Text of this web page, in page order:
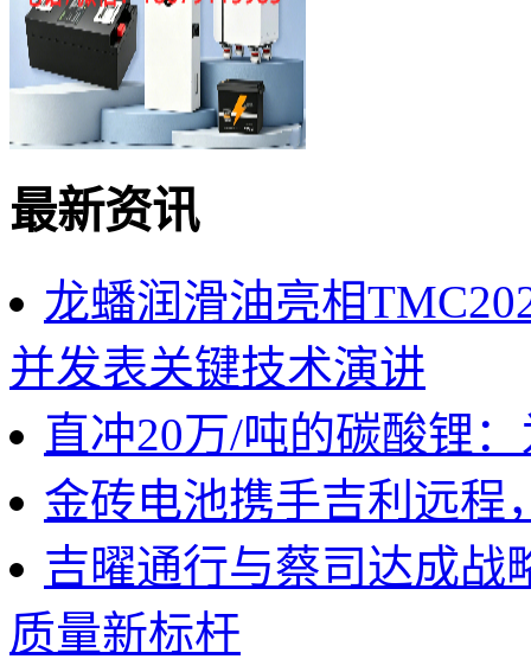
最新资讯
龙蟠润滑油亮相
并发表关键技术演讲
直冲20万/吨的碳酸锂
金砖电池携手吉利远程
吉曜通行与蔡司达成战
质量新标杆